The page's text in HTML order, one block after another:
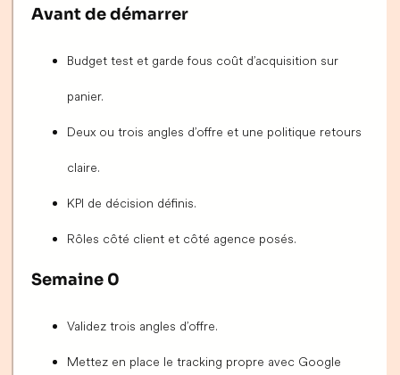
Avant de démarrer
Budget test et garde fous coût d’acquisition sur
panier.
Deux ou trois angles d’offre et une politique retours
claire.
KPI de décision définis.
Rôles côté client et côté agence posés.
Semaine 0
Validez trois angles d’offre.
Mettez en place le tracking propre avec Google